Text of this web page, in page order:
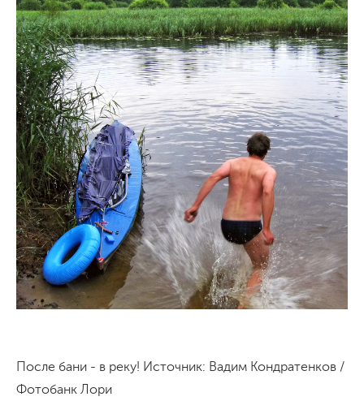
После бани - в реку! Источник: Вадим Кондратенков /
Фотобанк Лори